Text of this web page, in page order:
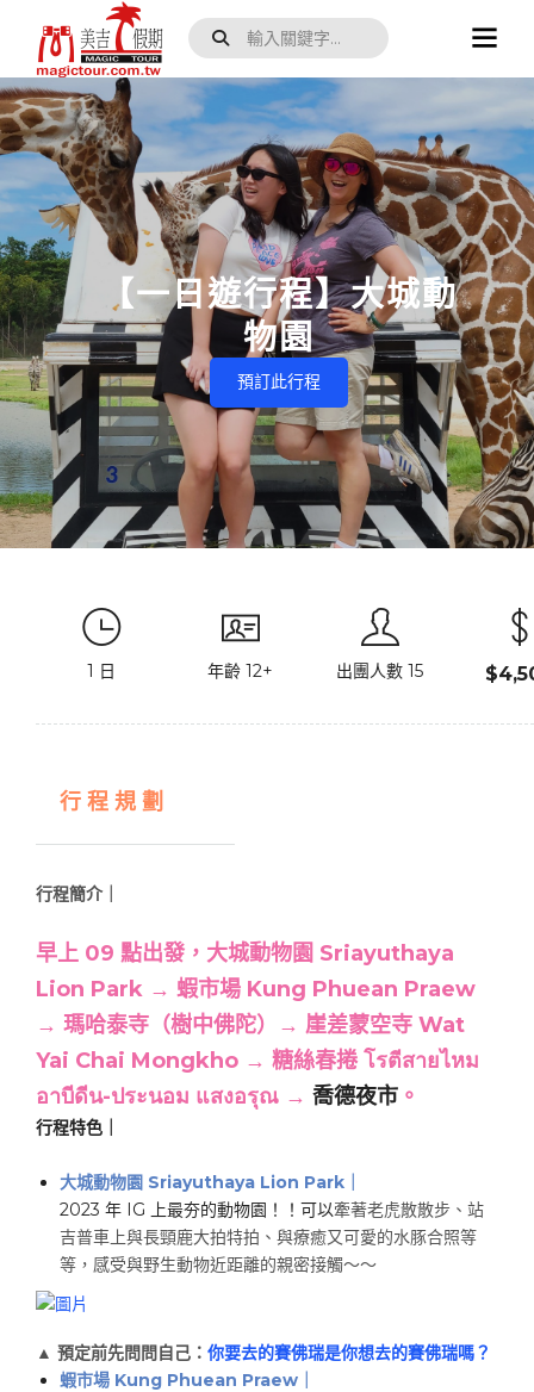
【一日遊行程】大城動
物園
預訂此行程
1 日 年齡 12+ 出團人數 15
行 程 規 劃
行程簡介｜
早上 09 點出發，大城動物園 Sriayuthaya
Lion Park → ​​蝦市場 Kung Phuean Praew
→ ​​ 瑪哈泰寺（樹中佛陀）​→ 崖差蒙空寺 Wat
Yai Chai Mongkho ​→ ​ 糖絲春捲โรตีสายไหม
อาบีดีน-ประนอม แสงอรุณ​ → 喬德夜市 。
行程特色｜
大城動物園​​ Sriayuthaya Lion Park
​​2023 年 IG 上最夯的動物園！！可以牽著老虎散散步、站
吉普車上與長頸鹿大拍特拍、與療癒又可愛的水豚合照等
等，感受與野生動物近距離的親密接觸～～
▲ 預定前先問問自己： 你要去的賽佛瑞是你想去的賽佛瑞嗎？
蝦市場 Kung Phuean Praew